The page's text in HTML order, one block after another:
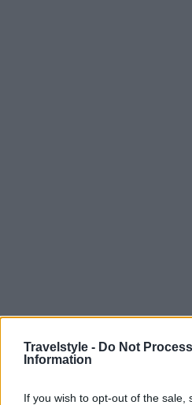
Travelstyle - Do Not
Information
If you wish to opt-out of the sale,
Το Μπέργκεν είναι μια από
αυτής της λίστας, με
κατοίκους. Παρόλα αυτά, το